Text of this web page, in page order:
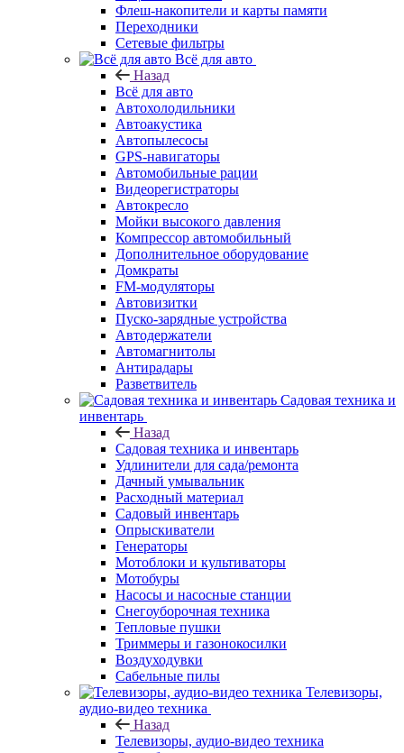
Флеш-накопители и карты памяти
Переходники
Сетевые фильтры
Всё для авто
Назад
Всё для авто
Автохолодильники
Автоакустика
Автопылесосы
GPS-навигаторы
Автомобильные рации
Видеорегистраторы
Автокресло
Мойки высокого давления
Компрессор автомобильный
Дополнительное оборудование
Домкраты
FM-модуляторы
Автовизитки
Пуско-зарядные устройства
Автодержатели
Автомагнитолы
Антирадары
Разветвитель
Садовая техника и
инвентарь
Назад
Садовая техника и инвентарь
Удлинители для сада/ремонта
Дачный умывальник
Расходный материал
Садовый инвентарь
Опрыскиватели
Генераторы
Мотоблоки и культиваторы
Мотобуры
Насосы и насосные станции
Снегоуборочная техника
Тепловые пушки
Триммеры и газонокосилки
Воздуходувки
Сабельные пилы
Телевизоры,
аудио-видео техника
Назад
Телевизоры, аудио-видео техника